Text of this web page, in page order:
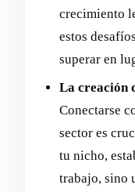
crecimiento
estos
superar en
La creación
Conectarse
sector es
tu nicho,
trabajo, sino